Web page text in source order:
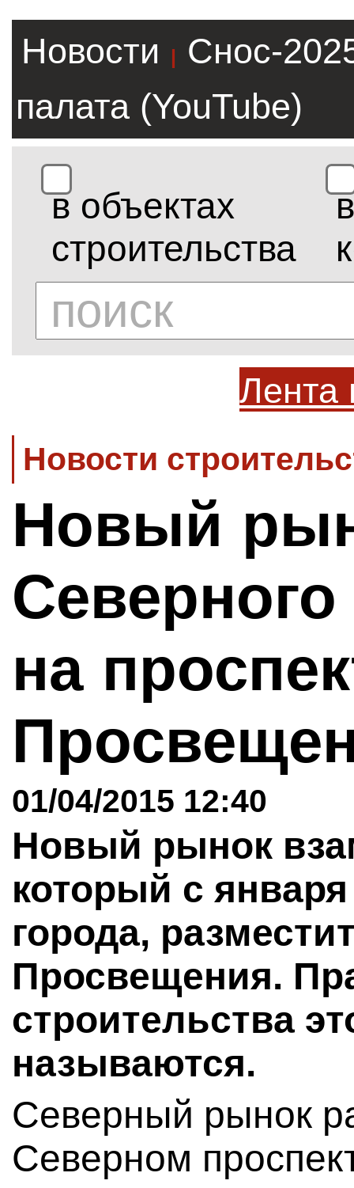
Новости |
Снос-
палата (YouTube)
в объектах
строительства
в
Лента
Новости
Новый
Северного
на
01/04/2015 12:40
Новый рынок
который с
города,
Просвещения.
строительства
называются.
Северный рынок
Северном